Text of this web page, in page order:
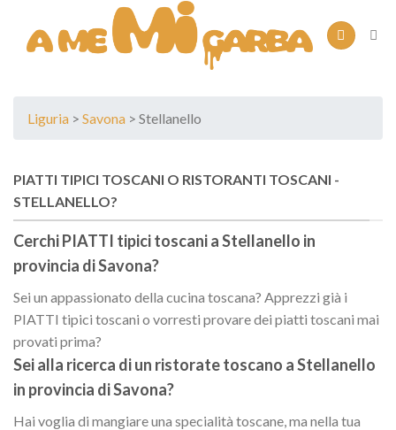
content
Liguria > Savona > Stellanello
PIATTI TIPICI TOSCANI O RISTORANTI TOSCANI -
STELLANELLO?
Cerchi PIATTI tipici toscani aStellanello in
provincia diSavona?
Sei un appassionato della cucina toscana? Apprezzi già i
PIATTI tipici toscani o vorresti provare dei piatti toscani mai
provati prima?
Sei alla ricerca di un ristorate toscano aStellanello
in provincia diSavona?
Hai voglia di mangiare una specialità toscane, ma nella tua